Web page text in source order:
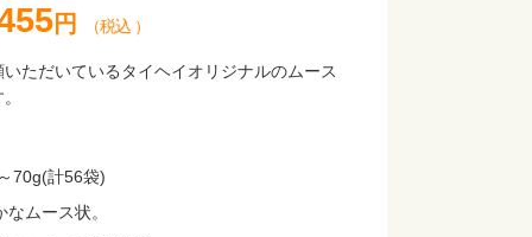
円 （税込 ）
ただいているタイヘイオリジナルのムース
70g(計56袋)
なムース状。